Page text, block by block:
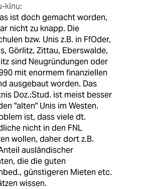
kīnu:
ist doch gemacht worden,
nicht zu knapp. Die
bzw. Unis z.B. in FfOder,
Görlitz, Zittau, Eberswalde,
sind Neugründungen oder
mit enormem finanziellen
ausgebaut worden. Das
Doz.:Stud. ist meist besser
"alten" Unis im Westen.
ist, dass viele dt.
nicht in den FNL
wollen, daher dort z.B.
ausländischer
die die guten
günstigeren Mieten etc.
wissen.